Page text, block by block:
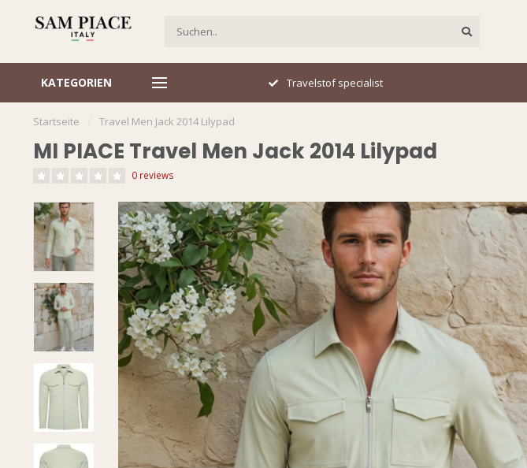
KATEGORIEN
Travelstof specialist Snel geleverd
Startseite Travel Men Jack 2014 Lilypad
MI PIACE Travel Men Jack 2014 Lilypad
0 reviews